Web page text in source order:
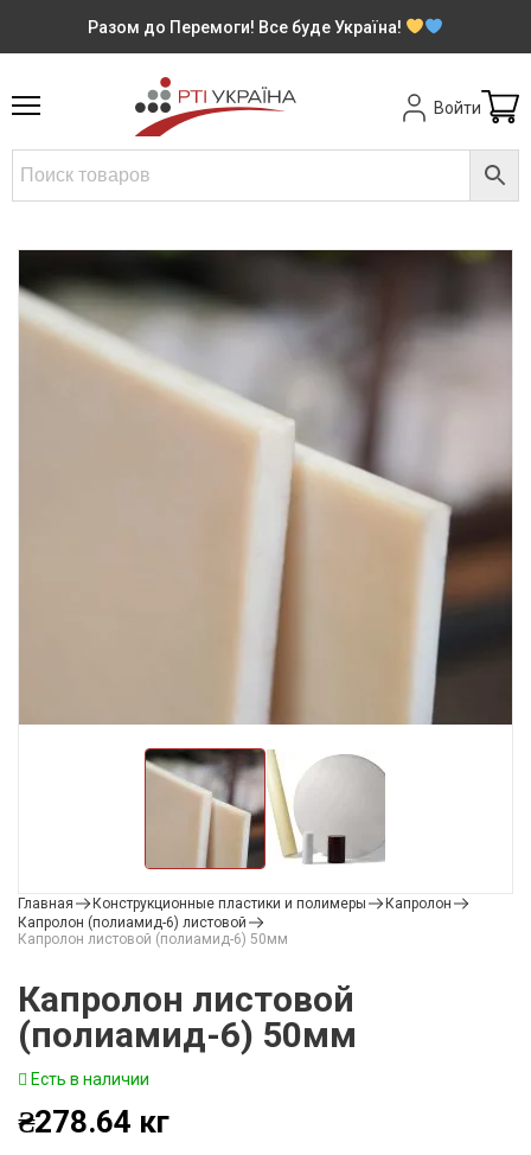
Разом до Перемоги! Все буде Україна!
Войти
Главная Конструкционные пластики и полимеры
Капролон
Капролон (полиамид-6) листовой
Капролон листовой (полиамид-6) 50мм
Капролон листовой
(полиамид-6) 50мм
Есть в наличии
₴278.64 кг